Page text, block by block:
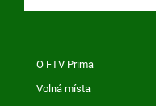
O FTV Prima
Volná místa